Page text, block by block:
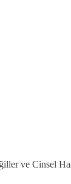
ve Cinsel